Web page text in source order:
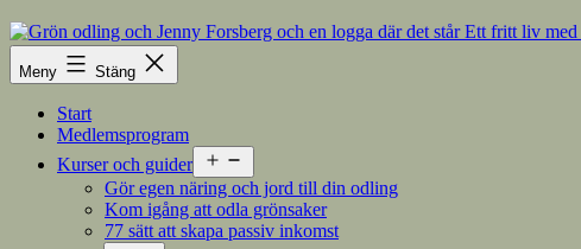
Hoppa
till
innehåll
Meny Stäng
Start
Medlemsprogram
Kurser och guider
meny
Gör egen näring och jord till din odling
Kom igång att odla grönsaker
77 sätt att skapa passiv inkomst